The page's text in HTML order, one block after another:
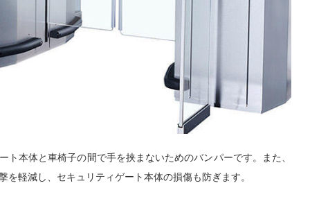
ト本体と車椅子の間で手を挟まないためのバンパーです。また、
を軽減し、セキュリティゲート本体の損傷も防ぎます。